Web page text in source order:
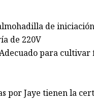
de
de 220V
para
por Jaye tienen la